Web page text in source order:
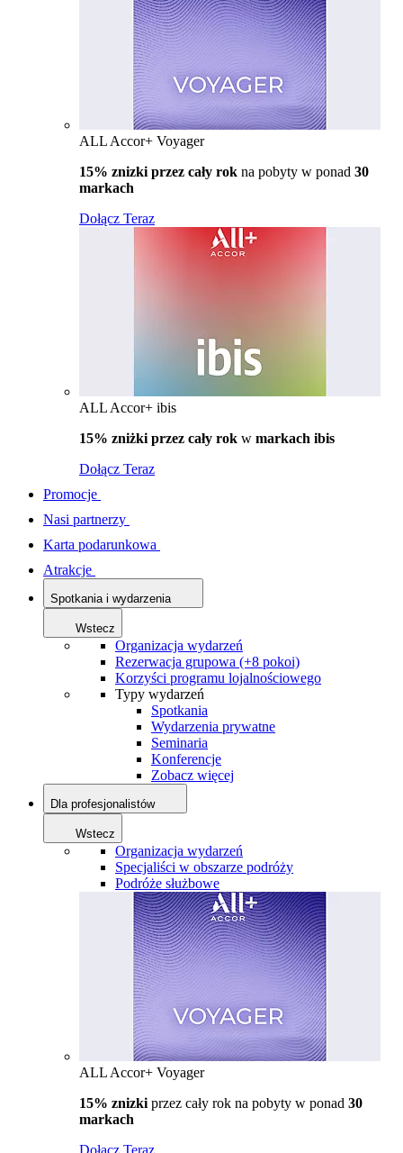
ALL Accor+ Voyager
15% znizki przez cały rok na pobyty w ponad 30
markach
Dołącz Teraz
ALL Accor+ ibis
15% zniżki przez cały rok w markach ibis
Dołącz Teraz
Promocje
Nasi partnerzy
Karta podarunkowa
Atrakcje
Spotkania i wydarzenia
Wstecz
Organizacja wydarzeń
Rezerwacja grupowa (+8 pokoi)
Korzyści programu lojalnościowego
Typy wydarzeń
Spotkania
Wydarzenia prywatne
Seminaria
Konferencje
Zobacz więcej
Dla profesjonalistów
Wstecz
Organizacja wydarzeń
Specjaliści w obszarze podróży
Podróże służbowe
ALL Accor+ Voyager
15% znizki przez cały rok na pobyty w ponad 30
markach
Dołącz Teraz